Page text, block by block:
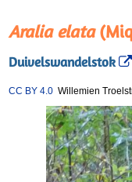
Aralia elata
Duivelswandelstok
CC BY 4.0 Willemien